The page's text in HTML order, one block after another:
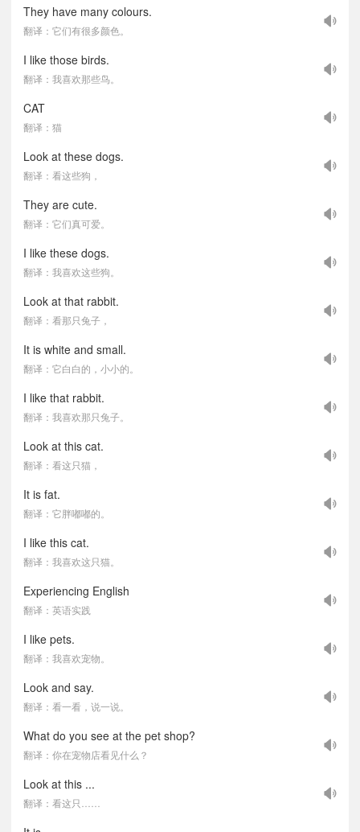
They have many colours.
翻译：它们有很多颜色。
I like those birds.
翻译：我喜欢那些鸟。
CAT
翻译：猫
Look at these dogs.
翻译：看这些狗，
They are cute.
翻译：它们真可爱。
I like these dogs.
翻译：我喜欢这些狗。
Look at that rabbit.
翻译：看那只兔子，
It is white and small.
翻译：它白白的，小小的。
I like that rabbit.
翻译：我喜欢那只兔子。
Look at this cat.
翻译：看这只猫，
It is fat.
翻译：它胖嘟嘟的。
I like this cat.
翻译：我喜欢这只猫。
Experiencing English
翻译：英语实践
I like pets.
翻译：我喜欢宠物。
Look and say.
翻译：看一看，说一说。
What do you see at the pet shop?
翻译：你在宠物店看见什么？
Look at this ...
翻译：看这只……